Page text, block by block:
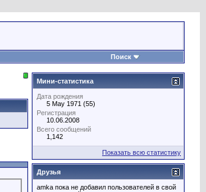
Поиск
Мини-статистика
Дата рождения
5 May 1971 (55)
Регистрация
10.06.2008
Всего сообщений
1,142
Показать всю статистику
Друзья
amka пока не добавил пользователей в свой